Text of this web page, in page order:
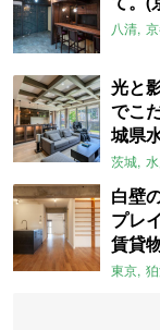
八清
光と
でこ
城県
茨城
白壁
プレ
賃貸
東京